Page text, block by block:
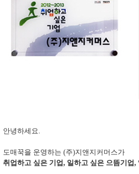
안녕하세요.
도매꾹을 운영하는 (주)지앤지커머스가
취업하고 싶은 기업, 일하고 싶은 으뜸기업